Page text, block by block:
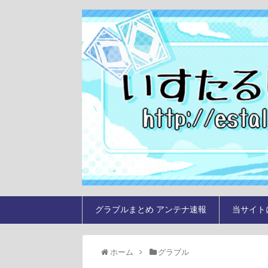
グラブルまとめ アンテナ速報 当サイ
ホーム グラブル